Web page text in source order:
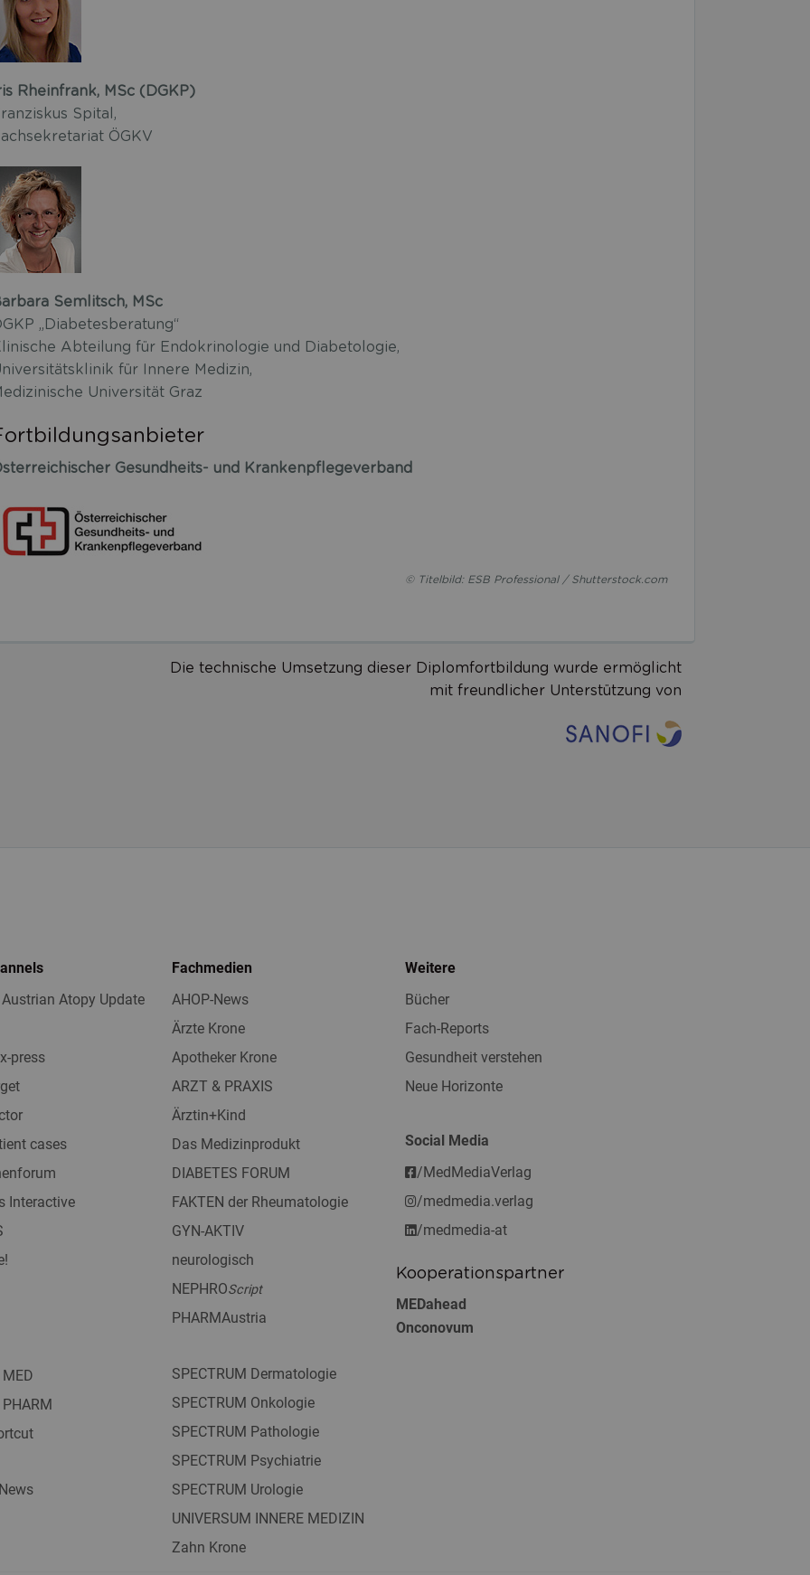
Rheinfrank, MSc (DGKP)
Spital,
ÖGKV
Semlitsch, MSc
„Diabetesberatung“
Abteilung für Endokrinologie und Diabetologie,
für Innere Medizin,
Universität Graz
Gesundheits- und Krankenpflegeverband
© Titelbild: ESB Professional / Shutterstock.com
Die technische Umsetzung dieser Diplomfortbildung wurde ermöglicht
mit freundlicher Unterstützung von
Atopy Update
press
cases
Interactive
MED
PHARM
Fachmedien
AHOP-News
Ärzte Krone
Apotheker Krone
ARZT & PRAXIS
Ärztin+Kind
Das Medizinprodukt
DIABETES FORUM
FAKTEN der Rheumatologie
GYN-AKTIV
neurologisch
NEPHROScript
PHARMAustria
SPECTRUM Dermatologie
SPECTRUM Onkologie
SPECTRUM Pathologie
SPECTRUM Psychiatrie
SPECTRUM Urologie
UNIVERSUM INNERE MEDIZIN
Zahn Krone
Weitere
Bücher
Fach-Reports
Gesundheit verstehen
Neue Horizonte
Social Media
/MedMediaVerlag
/medmedia.verlag
/medmedia-at
Kooperationspartner
MEDahead
Onconovum